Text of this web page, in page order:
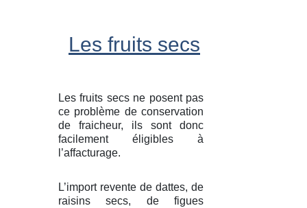
Les fruits secs
Les fruits secs ne posent pas
ce problème de conservation
de fraicheur, ils sont donc
facilement éligibles à
l’affacturage.
L’import revente de dattes, de
raisins secs, de figues